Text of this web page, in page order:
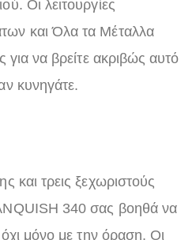
Οι λειτουργίες
και Όλα τα Μέταλλα
για να βρείτε ακριβώς αυτό
κυνηγάτε.
και τρεις ξεχωριστούς
340 σας βοηθά να
μόνο με την όραση. Οι